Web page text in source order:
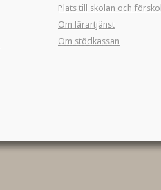
Plats till skolan och
Om lärartjänst
Om stödkassan